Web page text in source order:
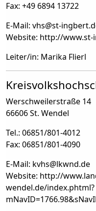
Fax: +49 6894 13722
E-Mail: vhs@st-
Website: http://
Leiter/in: Marika Flierl
Werschweilerstraße 14
66606 St. Wendel
Tel.: 06851/801-4012
Fax: 06851/801-4090
E-Mail: kvhs@lkwnd.de
Website: http://
wendel.de/index.phtml?